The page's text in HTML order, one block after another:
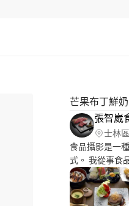
芒果布丁鮮
張智崴
士林區
食品攝影是一
式。 我從事食
熱愛。我相信
是透過影像來講述這些
https://